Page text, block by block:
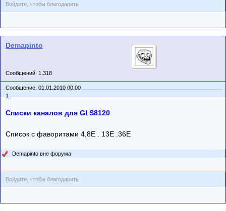
Войдите, чтобы благодарить
Demapinto
Сообщений: 1,318
Сообщение: 01.01.2010 00:00
1
Списки каналов для GI S8120
Список с фаворитами 4,8E . 13E .36E
Demapinto вне форума
Войдите, чтобы благодарить